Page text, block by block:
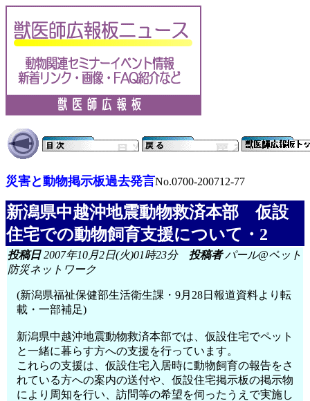
災害と動物掲示板過去発言No.0700-200712-77
新潟県中越沖地震動物救済本部 仮設
住宅での動物飼育支援について・2
投稿日2007年10月2日(火)01時23分 投稿者パール@ペット
防災ネットワーク
(新潟県福祉保健部生活衛生課・9月28日報道資料より転
載・一部補足)
新潟県中越沖地震動物救済本部では、仮設住宅でペット
と一緒に暮らす方への支援を行っています。
これらの支援は、仮設住宅入居時に動物飼育の報告をさ
れている方への案内の送付や、仮設住宅掲示板の掲示物
により周知を行い、訪問等の希望を伺ったうえで実施し